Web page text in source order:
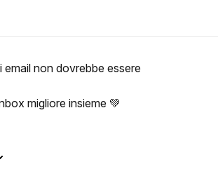
email non dovrebbe essere
migliore insieme 💚